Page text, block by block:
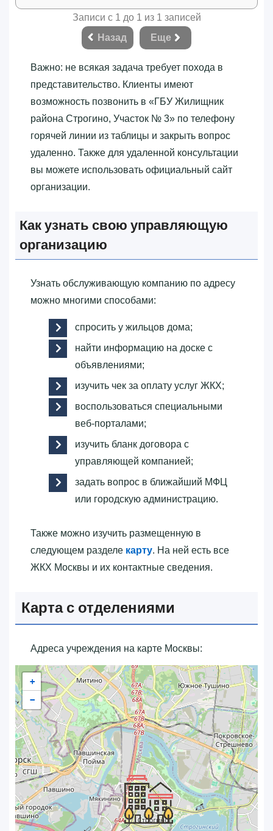
Записи с 1 до 1 из 1 записей
Назад
Еще
Важно: не всякая задача требует похода в
представительство. Клиенты имеют
возможность позвонить в «‎ГБУ Жилищник
района Строгино, Участок № 3»‎ по телефону
горячей линии из таблицы и закрыть вопрос
удаленно. Также для удаленной консультации
вы можете использовать официальный сайт
организации.
Как узнать свою управляющую
организацию
Узнать обслуживающую компанию по адресу
можно многими способами:
спросить у жильцов дома;
найти информацию на доске с
объявлениями;
изучить чек за оплату услуг ЖКХ;
воспользоваться специальными
веб-порталами;
изучить бланк договора с
управляющей компанией;
задать вопрос в ближайший МФЦ
или городскую администрацию.
Также можно изучить размещенную в
следующем разделе карту. На ней есть все
ЖКХ Москвы и их контактные сведения.
Карта с отделениями
Адреса учреждения на карте Москвы:
+
−